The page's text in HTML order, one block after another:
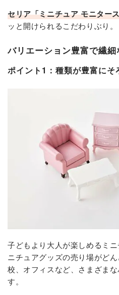
セリア「ミニチュアモニター
ッと開けられるこだわりぶり。
バリエーション豊富で繊
ポイント1：種類が豊富にそ
子どもより大人が楽しめるミ
ニチュアグッズの売り場がど
校、オフィスなど、さまざま
す。